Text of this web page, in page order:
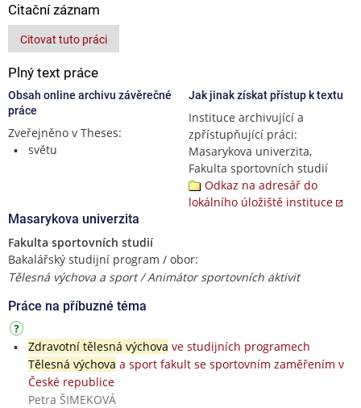
Citační záznam
Citovat tuto práci
Plný text práce
Obsah online archivu závěrečné
práce
Zveřejněno v Theses:
světu
Jak jinak získat přístup k textu
Instituce archivující a
zpřístupňující práci:
Masarykova univerzita,
Fakulta sportovních studií
Odkaz na adresář do
lokálního úložiště instituce
Masarykova univerzita
Fakulta sportovních studií
Bakalářský studijní program / obor:
Tělesná výchova a sport / Animátor sportovních aktivit
Práce na příbuzné téma
Zdravotní tělesná výchova ve studijních programech
Tělesná výchova a sport fakult se sportovním zaměřením v
České republice
Petra ŠIMEKOVÁ